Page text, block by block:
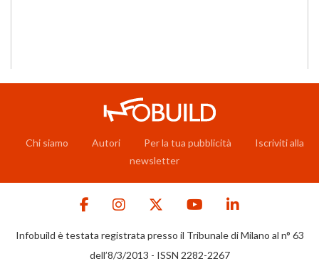
Chi siamo Autori Per la tua pubblicità
Iscriviti alla
newsletter
Infobuild è testata registrata presso il Tribunale di Milano al n° 63
dell’8/3/2013 - ISSN 2282-2267